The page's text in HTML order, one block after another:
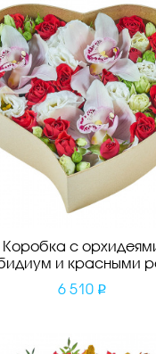
Коробка с
и красными
6 510